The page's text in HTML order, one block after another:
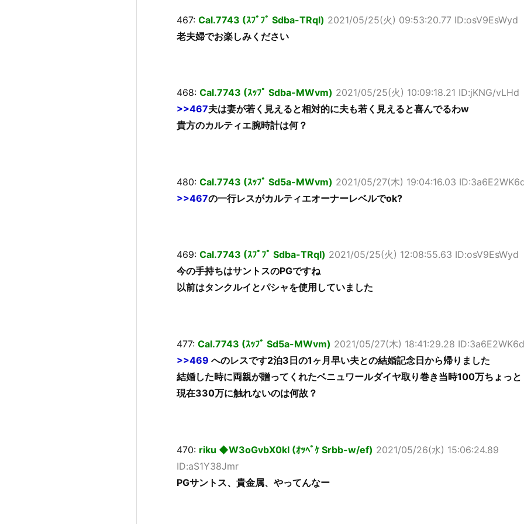
467: Cal.7743 (ｽﾌﾟﾌﾟ Sdba-TRql) 2021/05/25(火) 09:53:20.77 ID:osV9EsWyd
老夫婦でお楽しみください
468: Cal.7743 (ｽｯﾌﾟ Sdba-MWvm) 2021/05/25(火) 10:09:18.21 ID:jKNG/vLHd
>>467夫は妻が若く見えると相対的に夫も若く見えると喜んでるわw
貴方のカルティエ腕時計は何？
480: Cal.7743 (ｽｯﾌﾟ Sd5a-MWvm) 2021/05/27(木) 19:04:16.03
>>467の一行レスがカルティエオーナーレベルでok?
469: Cal.7743 (ｽﾌﾟﾌﾟ Sdba-TRql) 2021/05/25(火) 12:08:55.63 ID:osV9EsWyd
今の手持ちはサントスのPGですね
以前はタンクルイとパシャを使用していました
477: Cal.7743 (ｽｯﾌﾟ Sd5a-MWvm) 2021/05/27(木) 18:41:29.28 ID:3a6E2WK6d
>>469 へのレスです2泊3日の1ヶ月早い夫との結婚記念日から帰りました
結婚した時に両親が贈ってくれたベニュワールダイヤ取り巻き当時100万ちょっと
現在330万に触れないのは何故？
470: riku ◆W3oGvbX0kI (ｵｯﾍﾟｹ Srbb-w/ef) 2021/05/26(水) 15:06:24.89
ID:aS1Y38Jmr
PGサントス、貴金属、やってんなー